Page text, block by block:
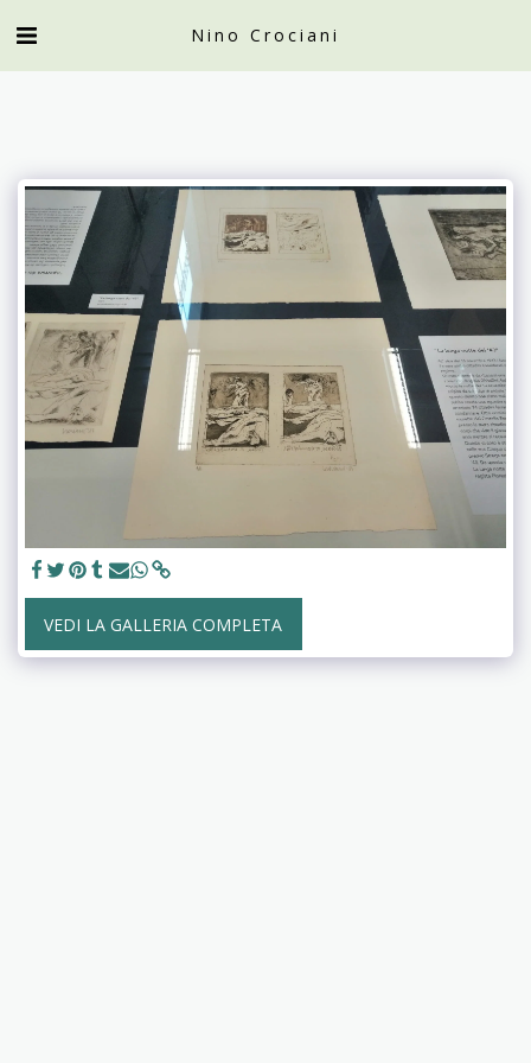
Nino Crociani
VEDI LA GALLERIA COMPLETA